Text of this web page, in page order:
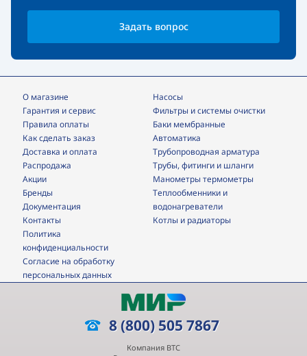
Задать вопрос
О магазине
Гарантия и сервис
Правила оплаты
Как сделать заказ
Доставка и оплата
Распродажа
Акции
Бренды
Документация
Контакты
Насосы
фильтры и системы очистки
Баки мембранные
Автоматика
трубопроводная арматура
трубы, фитинги и шланги
манометры термометры
теплообменники и
водонагреватели
Котлы и радиаторы
Политика
конфиденциальности
Согласие на обработку
персональных данных
8 (800) 505 7867
Компания ВТС